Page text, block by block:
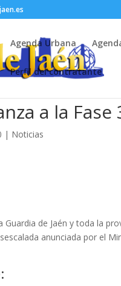
Agenda Urbana
Perfil del contratante
a la
| Noticias
Guardia de Jaén y toda la
anunciada por el